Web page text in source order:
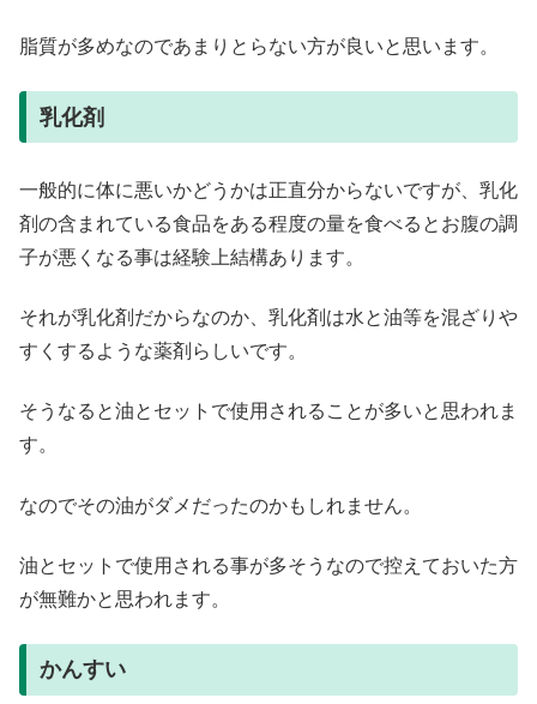
脂質が多めなのであまりとらない方が良いと思います。
乳化剤
一般的に体に悪いかどうかは正直分からないですが、乳化
剤の含まれている食品をある程度の量を食べるとお腹の調
子が悪くなる事は経験上結構あります。
それが乳化剤だからなのか、乳化剤は水と油等を混ざりや
すくするような薬剤らしいです。
そうなると油とセットで使用されることが多いと思われま
す。
なのでその油がダメだったのかもしれません。
油とセットで使用される事が多そうなので控えておいた方
が無難かと思われます。
かんすい